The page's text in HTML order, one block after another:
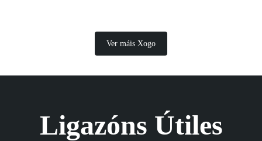
Ver máis Xogo
Ligazóns Útiles